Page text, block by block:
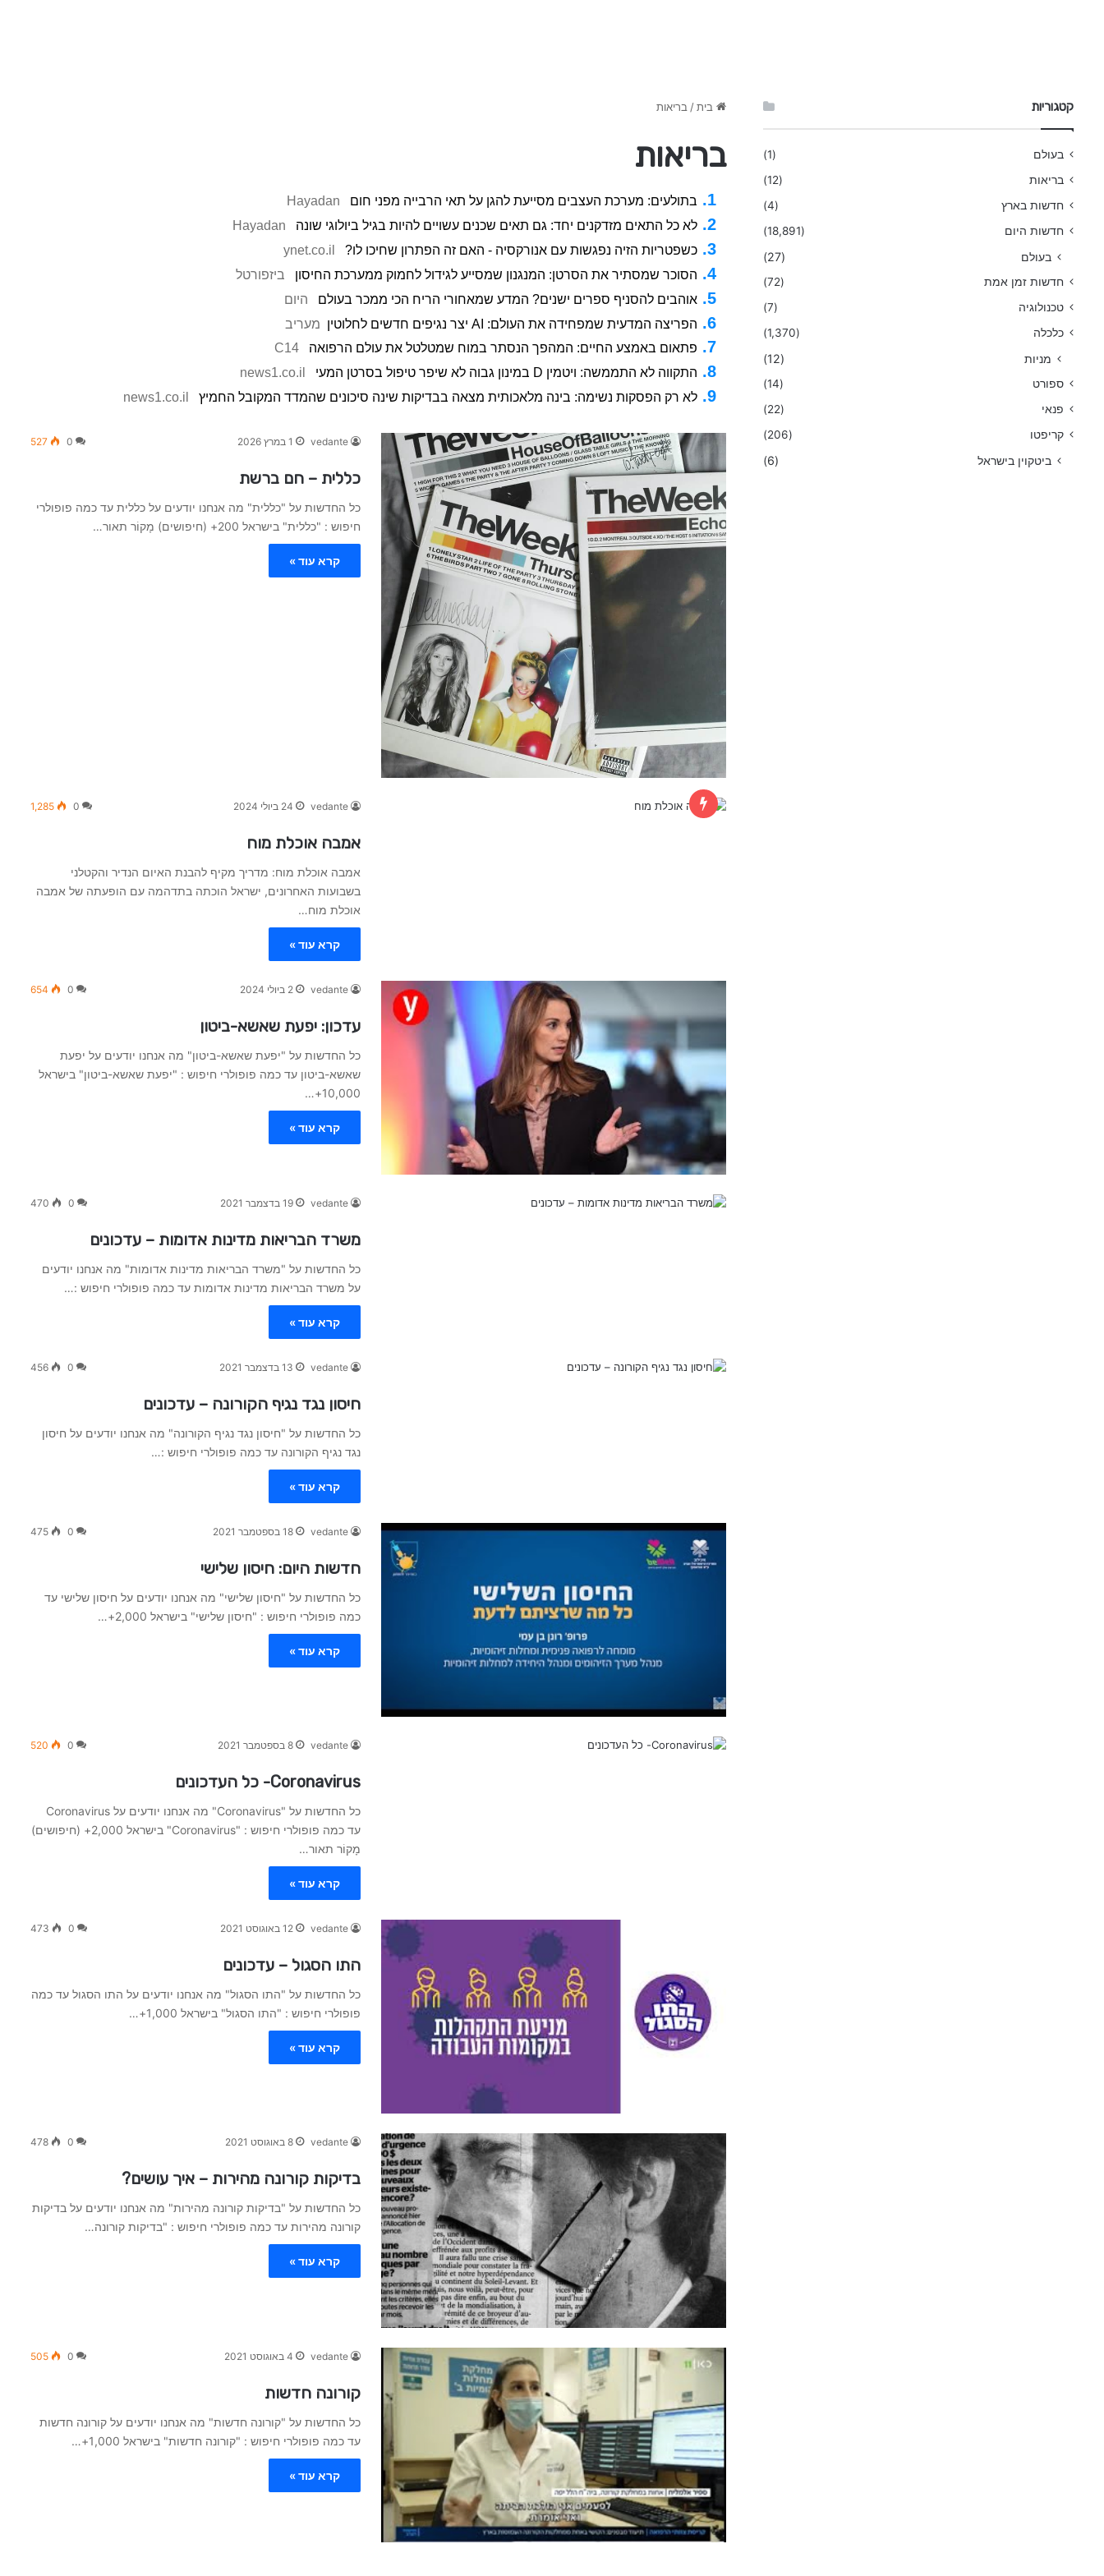
בית / בריאות
בריאות
בתולעים: מערכת העצבים מסייעת להגן על תאי הרבייה מפני חום
Hayadan
לא כל התאים מזדקנים יחד: גם תאים שכנים עשויים להיות בגיל ביולוגי שונה
Hayadan
כשפטריות הזיה נפגשות עם אנורקסיה - האם זה הפתרון שחיכו לו?
ynet.co.il
הסוכר שמסתיר את הסרטן: המנגנון שמסייע לגידול לחמוק ממערכת החיסון
ביזפורטל
אוהבים להסניף ספרים ישנים? המדע שמאחורי הריח הכי ממכר בעולם
היום
הפריצה המדעית שמפחידה את העולם: AI יצר נגיפים חדשים לחלוטין
מעריב
פתאום באמצע החיים: המהפך הנסתר במוח שמטלטל את עולם הרפואה
C14
התקווה לא התממשה: ויטמין D במינון גבוה לא שיפר טיפול בסרטן המעי
news1.co.il
לא רק הפסקות נשימה: בינה מלאכותית מצאה בבדיקות שינה סיכונים שהמדד המקובל החמיץ
news1.co.il
vedante 1 במרץ 2026 0
527
כללית – חם ברשת
כל החדשות על "כללית" מה אנחנו יודעים על כללית עד כמה פופולרי
חיפוש : "כללית" בישראל 200+ (חיפושים) מָקוֹר תאור…
קרא עוד »
vedante 24 ביולי 2024 0
1,285
אמבה אוכלת מוח
אמבה אוכלת מוח: מדריך מקיף להבנת האיום הנדיר והקטלני
בשבועות האחרונים, ישראל הוכתה בתדהמה עם הופעתה של אמבה
אוכלת מוח…
קרא עוד »
vedante 2 ביולי 2024 0
654
עדכון: יפעת שאשא-ביטון
כל החדשות על "יפעת שאשא-ביטון" מה אנחנו יודעים על יפעת
שאשא-ביטון עד כמה פופולרי חיפוש : "יפעת שאשא-ביטון" בישראל
10,000+…
קרא עוד »
vedante 19 בדצמבר 2021 0
470
משרד הבריאות מדינות אדומות – עדכונים
כל החדשות על "משרד הבריאות מדינות אדומות" מה אנחנו יודעים
על משרד הבריאות מדינות אדומות עד כמה פופולרי חיפוש :…
קרא עוד »
vedante 13 בדצמבר 2021 0
456
חיסון נגד נגיף הקורונה – עדכונים
כל החדשות על "חיסון נגד נגיף הקורונה" מה אנחנו יודעים על חיסון
נגד נגיף הקורונה עד כמה פופולרי חיפוש :…
קרא עוד »
vedante 18 בספטמבר 2021 0
475
חדשות היום: חיסון שלישי
כל החדשות על "חיסון שלישי" מה אנחנו יודעים על חיסון שלישי עד
כמה פופולרי חיפוש : "חיסון שלישי" בישראל 2,000+…
קרא עוד »
vedante 8 בספטמבר 2021 0
520
Coronavirus- כל העדכונים
כל החדשות על "Coronavirus" מה אנחנו יודעים על Coronavirus
עד כמה פופולרי חיפוש : "Coronavirus" בישראל 2,000+ (חיפושים)
מָקוֹר תאור…
קרא עוד »
vedante 12 באוגוסט 2021 0
473
התו הסגול – עדכונים
כל החדשות על "התו הסגול" מה אנחנו יודעים על התו הסגול עד כמה
פופולרי חיפוש : "התו הסגול" בישראל 1,000+…
קרא עוד »
vedante 8 באוגוסט 2021 0
478
בדיקות קורונה מהירות – איך עושים?
כל החדשות על "בדיקות קורונה מהירות" מה אנחנו יודעים על בדיקות
קורונה מהירות עד כמה פופולרי חיפוש : "בדיקות קורונה…
קרא עוד »
vedante 4 באוגוסט 2021 0
505
קורונה חדשות
כל החדשות על "קורונה חדשות" מה אנחנו יודעים על קורונה חדשות
עד כמה פופולרי חיפוש : "קורונה חדשות" בישראל 1,000+…
קרא עוד »
קטגוריות
בעולם
(1)
בריאות
(12)
חדשות בארץ
(4)
חדשות היום
(18,891)
בעולם (27)
חדשות זמן אמת
(72)
טכנולוגיה
(7)
כלכלה
(1,370)
מניות (12)
ספורט
(14)
פנאי
(22)
קריפטו
(206)
ביטקוין בישראל (6)